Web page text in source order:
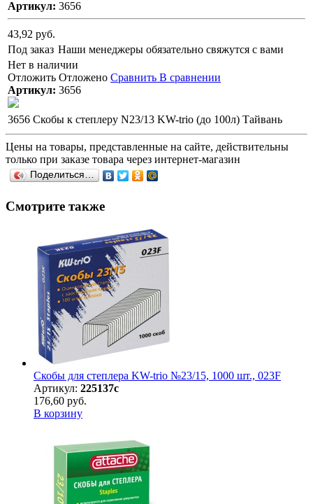
Артикул: 3656
43,92 руб.
Под заказ Наши менеджеры обязательно свяжутся с вами
Нет в наличии
Отложить Отложено Сравнить В сравнении
Артикул: 3656
3656 Скобы к степлеру N23/13 KW-trio (до 100л) Тайвань
Цены на товары, представленные на сайте, действительны
только при заказе товара через интернет-магазин
Поделиться…
Смотрите также
Скобы для степлера KW-trio №23/15, 1000 шт., 023F
Артикул: 225137с
176,60 руб.
В корзину